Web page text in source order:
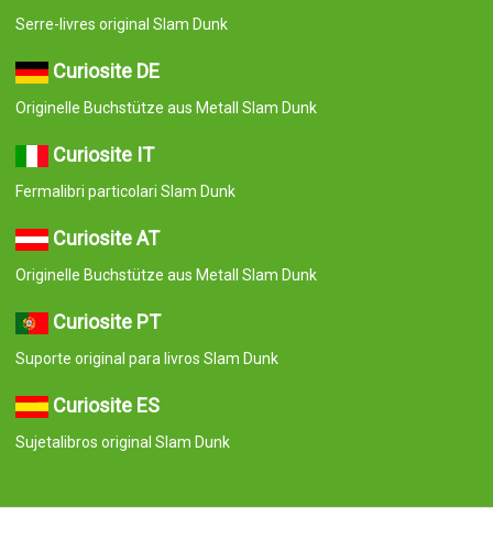
Serre-livres original Slam Dunk
Curiosite DE
Originelle Buchstütze aus Metall Slam Dunk
Curiosite IT
Fermalibri particolari Slam Dunk
Curiosite AT
Originelle Buchstütze aus Metall Slam Dunk
Curiosite PT
Suporte original para livros Slam Dunk
Curiosite ES
Sujetalibros original Slam Dunk